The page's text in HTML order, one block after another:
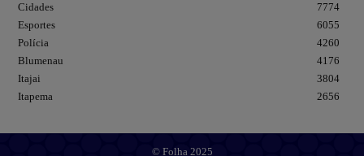
Cidades
7774
Esportes
6055
Polícia
4260
Blumenau
4176
Itajai
3804
Itapema
2656
© Folha 2025